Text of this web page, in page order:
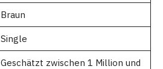
Braun
Single
Geschätzt zwischen 1 Million und